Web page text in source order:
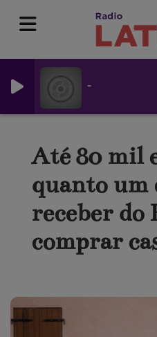
-
Até 80 mil
quanto um
receber do
comprar